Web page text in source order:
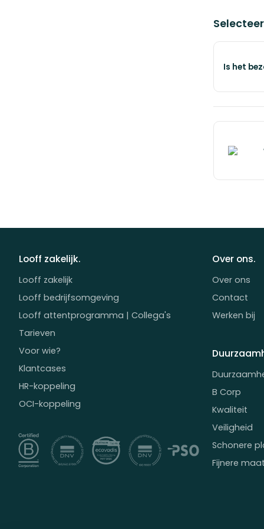
Voeg
€ 0,00
Is het
Looff zakelijk.
Looff zakelijk
Looff bedrijfsomgeving
Looff attentprogramma | Collega's
Tarieven
Voor wie?
Klantcases
HR-koppeling
OCI-koppeling
Over ons.
Over ons
Contact
Werken bij
B Corp
Kwaliteit
Veiligheid
Schonere
Fijnere